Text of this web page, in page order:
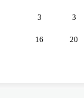
3 3
16 20